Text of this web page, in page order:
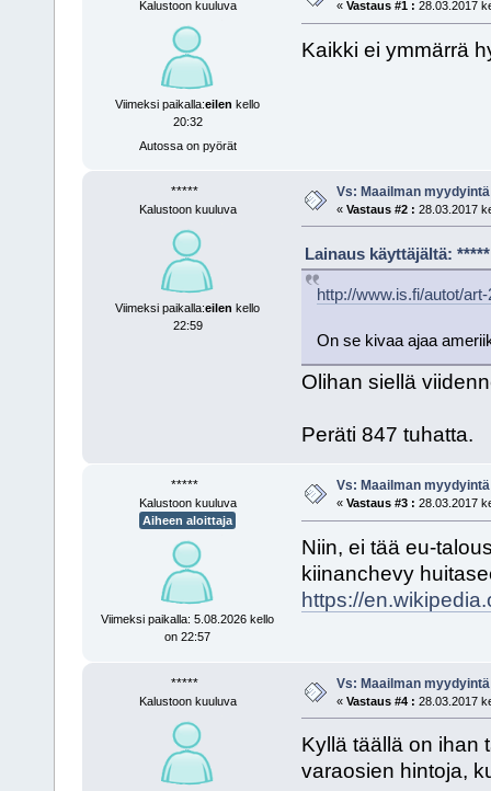
Kalustoon kuuluva
Viimeksi paikalla:eilen kello
20:32
Autossa on pyörät
« Vastaus #1 : 28.03.2017
Kaikki ei ymmärrä
*****
Kalustoon kuuluva
Viimeksi paikalla:eilen kello
22:59
Vs: Maailman
« Vastaus #2 : 28.03.2017
Lainaus käyttäjältä:
http://www.is.fi/autot/
On se kivaa ajaa
Olihan siellä
Peräti 847 tuhatta.
*****
Kalustoon kuuluva
Aiheen aloittaja
Viimeksi paikalla: 5.08.2026 kello
on 22:57
Vs: Maailman
« Vastaus #3 : 28.03.2017
Niin, ei tää eu-
kiinanchevy
https://
*****
Kalustoon kuuluva
Vs: Maailman
« Vastaus #4 : 28.03.2017
Kyllä täällä on ihan
varaosien hintoja,